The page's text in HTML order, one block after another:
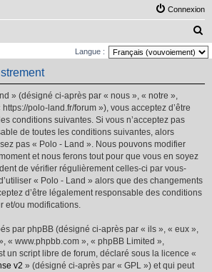
Connexion
e
Langue :
» (désigné ci-après par « nous », « notre »,
polo-land.fr/forum »), vous acceptez d’être
conditions suivantes. Si vous n’acceptez pas
de toutes les conditions suivantes, alors
pas « Polo - Land ». Nous pouvons modifier
et nous ferons tout pour que vous en soyez
de vérifier régulièrement celles-ci par vous-
« Polo - Land » alors que des changements
d’être légalement responsable des conditions
et/ou modifications.
par phpBB (désigné ci-après par « ils », « eux »,
« www.phpbb.com », « phpBB Limited »,
un script libre de forum, déclaré sous la licence «
v2 » (désigné ci-après par « GPL ») et qui peut